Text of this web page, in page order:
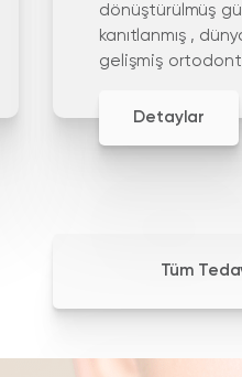
dönüştürülmüş
kanıtlanmış ,
gelişmiş
Detaylar
Tüm